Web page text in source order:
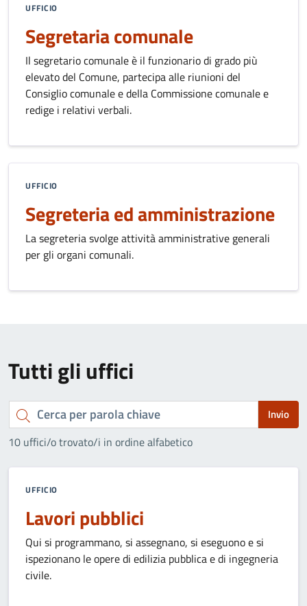
UFFICIO
Segretaria comunale
Il segretario comunale è il funzionario di grado più
elevato del Comune, partecipa alle riunioni del
Consiglio comunale e della Commissione comunale e
redige i relativi verbali.
UFFICIO
Segreteria ed amministrazione
La segreteria svolge attività amministrative generali
per gli organi comunali.
Tutti gli uffici
Cerca
per
Invio
10 uffici/o trovato/i in ordine alfabetico
UFFICIO
Lavori pubblici
Qui si programmano, si assegnano, si eseguono e si
ispezionano le opere di edilizia pubblica e di ingegneria
civile.